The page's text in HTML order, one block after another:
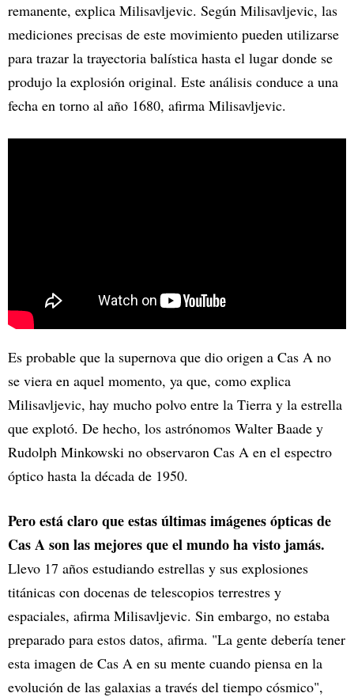
remanente, explica Milisavljevic. Según Milisavljevic, las
mediciones precisas de este movimiento pueden utilizarse
para trazar la trayectoria balística hasta el lugar donde se
produjo la explosión original. Este análisis conduce a una
fecha en torno al año 1680, afirma Milisavljevic.
Es probable que la supernova que dio origen a Cas A no
se viera en aquel momento, ya que, como explica
Milisavljevic, hay mucho polvo entre la Tierra y la estrella
que explotó. De hecho, los astrónomos Walter Baade y
Rudolph Minkowski no observaron Cas A en el espectro
óptico hasta la década de 1950.
Pero está claro que estas últimas imágenes ópticas de
Cas A son las mejores que el mundo ha visto jamás.
Llevo 17 años estudiando estrellas y sus explosiones
titánicas con docenas de telescopios terrestres y
espaciales, afirma Milisavljevic. Sin embargo, no estaba
preparado para estos datos, afirma. "La gente debería tener
esta imagen de Cas A en su mente cuando piensa en la
evolución de las galaxias a través del tiempo cósmico",